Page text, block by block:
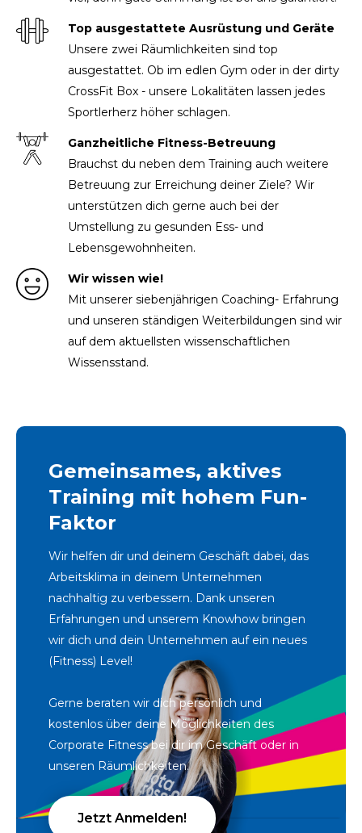
Top ausgestattete Ausrüstung und Geräte
Unsere zwei Räumlichkeiten sind top
ausgestattet. Ob im edlen Gym oder in der dirty
CrossFit Box - unsere Lokalitäten lassen jedes
Sportlerherz höher schlagen.
Ganzheitliche Fitness-Betreuung
Brauchst du neben dem Training auch weitere
Betreuung zur Erreichung deiner Ziele? Wir
unterstützen dich gerne auch bei der
Umstellung zu gesunden Ess- und
Lebensgewohnheiten.
Wir wissen wie!
Mit unserer siebenjährigen Coaching- Erfahrung
und unseren ständigen Weiterbildungen sind wir
auf dem aktuellsten wissenschaftlichen
Wissensstand.
Gemeinsames, aktives
Training mit hohem Fun-
Faktor
Wir helfen dir und deinem Geschäft dabei, das
Arbeitsklima in deinem Unternehmen
nachhaltig zu verbessern. Dank unseren
Erfahrungen und unserem Knowhow bringen
wir dich und dein Unternehmen auf ein neues
(Fitness) Level!
Gerne beraten wir dich persönlich und
kostenlos über deine Möglichkeiten des
Corporate Fitness bei dir im Geschäft oder in
unseren Räumlichkeiten.
Jetzt Anmelden!